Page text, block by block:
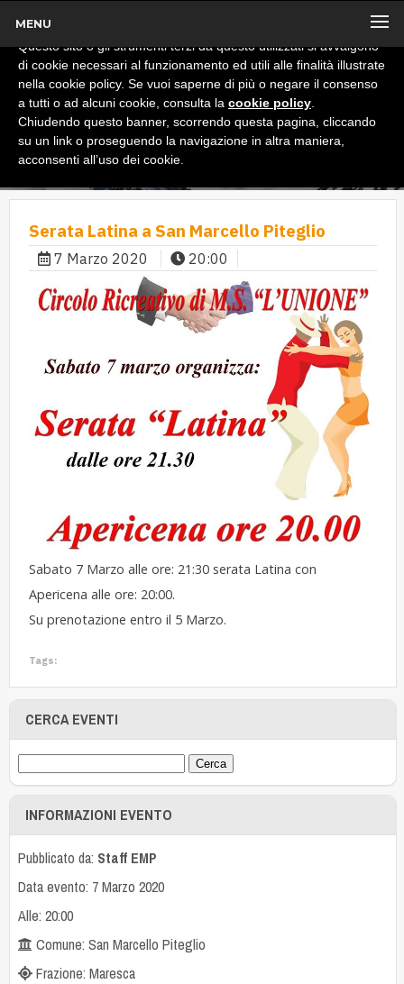
MENU
Serata Latina a San Marcello Piteglio
7 Marzo 2020 20:00
Sabato 7 Marzo alle ore: 21:30 serata Latina con
Apericena alle ore: 20:00.
Su prenotazione entro il 5 Marzo.
Tags:
CERCA EVENTI
INFORMAZIONI EVENTO
Pubblicato da: Staff EMP
Data evento: 7 Marzo 2020
Alle: 20:00
Comune: San Marcello Piteglio
Frazione: Maresca
x
Informativa
Questo sito o gli strumenti terzi da questo utilizzati si avvalgono
di cookie necessari al funzionamento ed utili alle finalità illustrate
nella cookie policy. Se vuoi saperne di più o negare il consenso
a tutti o ad alcuni cookie, consulta la cookie policy
Chiudendo questo banner, scorrendo questa pagina, cliccando
su un link o proseguendo la navigazione in altra maniera,
acconsenti all’uso dei cookie.